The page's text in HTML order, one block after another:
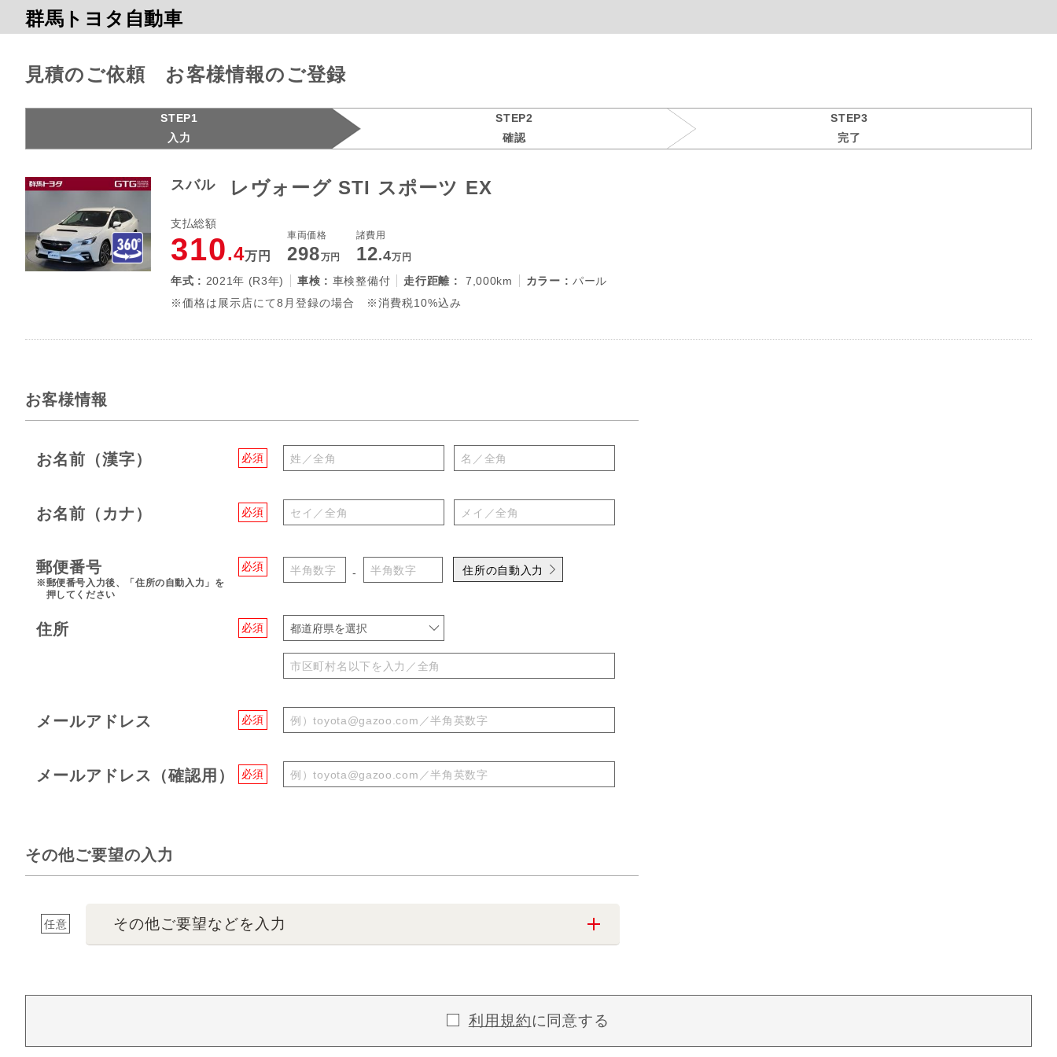
群馬トヨタ自動車
見積のご依頼 お客様情報のご登録
STEP1
入力
STEP2
確認
STEP3
完了
スバル レヴォーグ STI スポーツ EX
支払総額
310.4万円
車両価格
298万円
諸費用
12.4万円
年式 : 2021年 (R3年) 車検 : 車検整備付 走行距離 : 7,000km カラー : パール
※価格は展示店にて8月登録の場合 ※消費税10%込み
お客様情報
必須
お名前（漢字）
必須
お名前（カナ）
必須
郵便番号
※郵便番号入力後、「住所の自動入力」を
押してください
- 住所の自動入力
必須
住所 都道府県を選択
必須
メールアドレス
必須
メールアドレス（確認用）
その他ご要望の入力
任意 その他ご要望などを入力
利用規約に同意する